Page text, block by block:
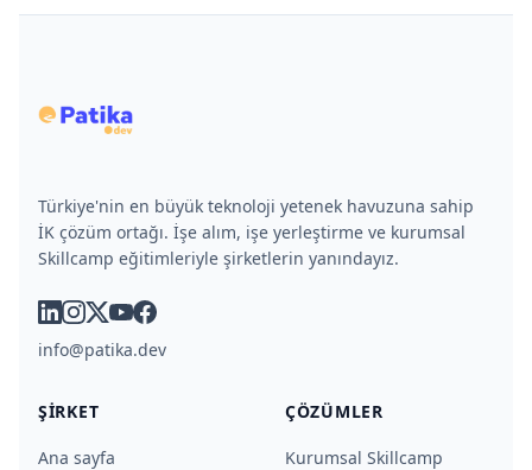
Türkiye'nin en büyük teknoloji yetenek havuzuna sahip
İK çözüm ortağı. İşe alım, işe yerleştirme ve kurumsal
Skillcamp eğitimleriyle şirketlerin yanındayız.
linkedin
instagram
x youtube
facebook
info@patika.dev
ŞIRKET
Ana sayfa
ÇÖZÜMLER
Kurumsal Skillcamp